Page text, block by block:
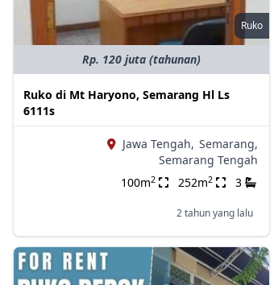
Ruko
Rp. 120 juta (tahunan)
Ruko di Mt Haryono, Semarang Hl Ls
6111s
Jawa Tengah, Semarang,
Semarang Tengah
100m2 252m2 3
2 tahun yang lalu